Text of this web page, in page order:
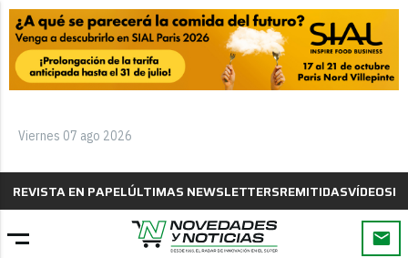
Viernes 07 ago 2026
REVISTA EN PAPELÚLTIMAS NEWSLETTERSREMITIDASVÍDEOS